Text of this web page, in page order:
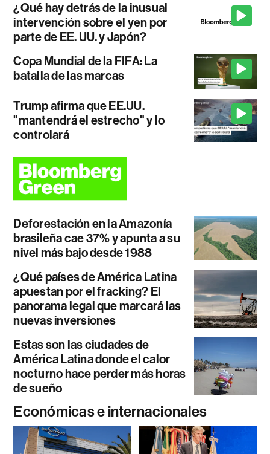
¿Qué hay detrás de la inusual
intervención sobre el yen por
parte de EE. UU. y Japón?
Copa Mundial de la FIFA: La
batalla de las marcas
Trump afirma que EE.UU.
"mantendrá el estrecho" y lo
controlará
Deforestación en la Amazonía
brasileña cae 37% y apunta a su
nivel más bajo desde 1988
¿Qué países de América Latina
apuestan por el fracking? El
panorama legal que marcará las
nuevas inversiones
Estas son las ciudades de
América Latina donde el calor
nocturno hace perder más horas
de sueño
Económicas e internacionales